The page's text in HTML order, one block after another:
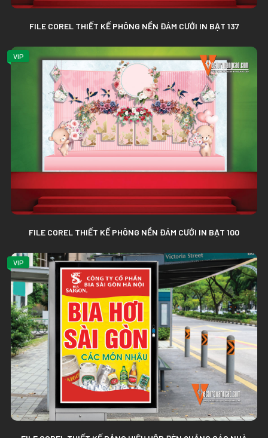
FILE COREL THIẾT KẾ PHÔNG NỀN ĐÁM CƯỚI IN BẠT 137
VIP
FILE COREL THIẾT KẾ PHÔNG NỀN ĐÁM CƯỚI IN BẠT 100
VIP